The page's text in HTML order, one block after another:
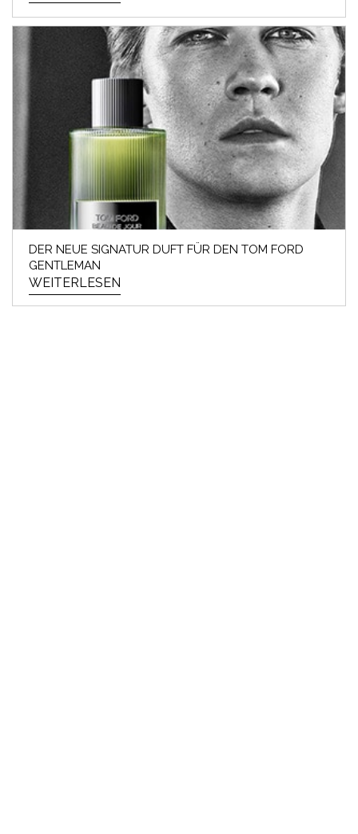
DER NEUE SIGNATUR DUFT FÜR DEN TOM FORD
GENTLEMAN
WEITERLESEN